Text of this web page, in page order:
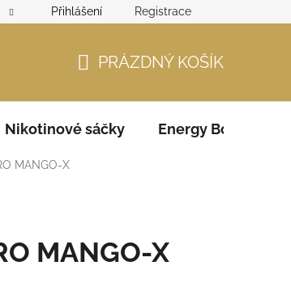
GDPR Zodpovědný prodejce – ověření věku
Přihlášení Registrace
KOŠÍK
PRÁZDNÝ KOŠÍK
Nikotinové sáčky Energy Boosters
MANGO-X
MANGO-X